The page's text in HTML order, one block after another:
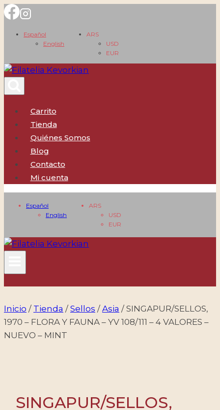
Saltar
contenido
Español
English
ARS
USD
EUR
Carrito
Tienda
Quiénes Somos
Blog
Contacto
Mi cuenta
Español
English
ARS
USD
EUR
Inicio / Tienda / Sellos / Asia / SINGAPUR/SELLOS,
1970 – FLORA Y FAUNA – YV 108/111 – 4 VALORES –
NUEVO – MINT
SINGAPUR/SELLOS,